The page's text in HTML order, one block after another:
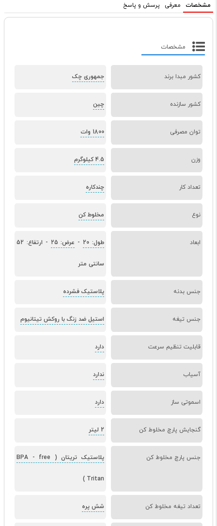
مشخصات معرفی پرسش و پاسخ
مشخصات
کشور مبدا برند جمهوری چک
کشور سازنده چین
توان مصرفی 1800 وات
وزن 4.5 کیلوگرم
تعداد کار چندکاره
نوع مخلوط کن
ابعاد طول: 20 - عرض: 25 - ارتفاع: 52
سانتی متر
جنس بدنه پلاستیک فشرده
جنس تیغه استیل ضد زنگ با روکش تیتانیوم
قابلیت تنظیم سرعت دارد
آسیاب ندارد
اسموتی ساز دارد
گنجایش پارچ مخلوط کن 2 لیتر
جنس پارچ مخلوط کن پلاستیک تریتان ( BPA - free
Tritan )
تعداد تیغه مخلوط کن شش پره